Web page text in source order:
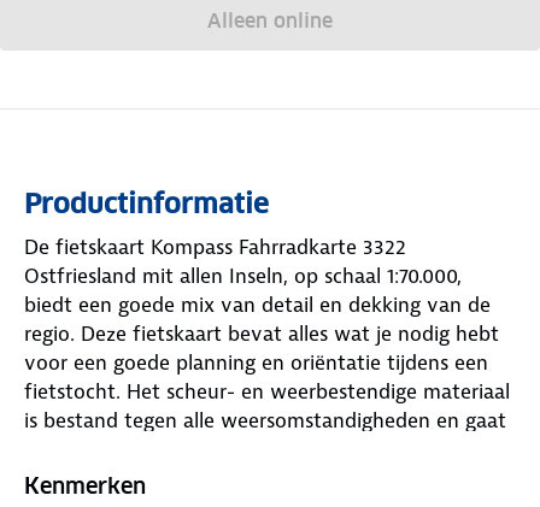
Alleen online
Productinformatie
De fietskaart Kompass Fahrradkarte 3322
Ostfriesland mit allen Inseln, op schaal 1:70.000,
biedt een goede mix van detail en dekking van de
regio. Deze fietskaart bevat alles wat je nodig hebt
voor een goede planning en oriëntatie tijdens een
fietstocht. Het scheur- en weerbestendige materiaal
is bestand tegen alle weersomstandigheden en gaat
langeafstandsfietsroutes, hoofd- en secundaire
Kenmerken